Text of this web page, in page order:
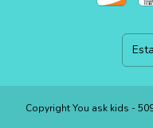
Copyright You ask kids -